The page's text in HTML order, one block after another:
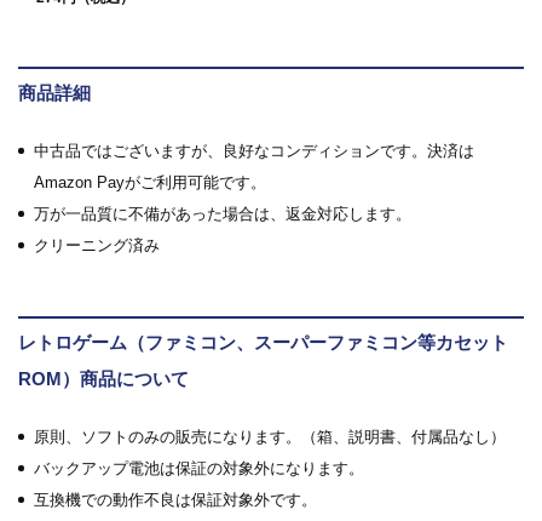
商品詳細
中古品ではございますが、良好なコンディションです。決済は
Amazon Payがご利用可能です。
万が一品質に不備があった場合は、返金対応します。
クリーニング済み
レトロゲーム（ファミコン、スーパーファミコン等カセット
ROM）商品について
原則、ソフトのみの販売になります。（箱、説明書、付属品なし）
バックアップ電池は保証の対象外になります。
互換機での動作不良は保証対象外です。